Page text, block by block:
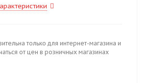
только для интернет-магазина и
от цен в розничных магазинах